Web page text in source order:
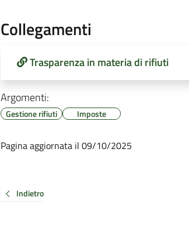
Collegamenti
Trasparenza in materia di rifiuti
Argomenti:
Gestione rifiuti Imposte
Pagina aggiornata il 09/10/2025
Indietro